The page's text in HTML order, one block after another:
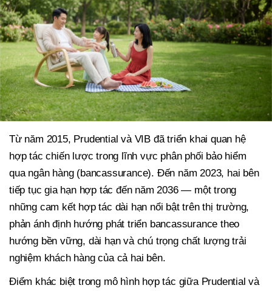
Từ năm 2015, Prudential và VIB đã triển khai quan hệ
hợp tác chiến lược trong lĩnh vực phân phối bảo hiểm
qua ngân hàng (bancassurance). Đến năm 2023, hai bên
tiếp tục gia hạn hợp tác đến năm 2036 — một trong
những cam kết hợp tác dài hạn nổi bật trên thị trường,
phản ánh định hướng phát triển bancassurance theo
hướng bền vững, dài hạn và chú trọng chất lượng trải
nghiệm khách hàng của cả hai bên.
Điểm khác biệt trong mô hình hợp tác giữa Prudential và